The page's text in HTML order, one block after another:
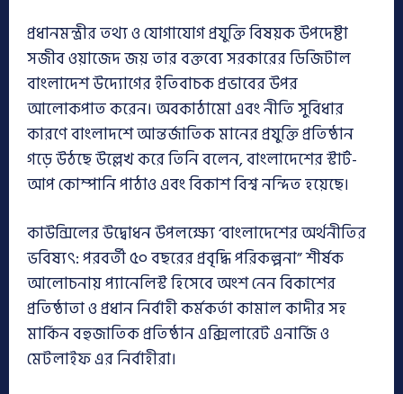
প্রধানমন্ত্রীর তথ্য ও যোগাযোগ প্রযুক্তি বিষয়ক উপদেষ্টা
সজীব ওয়াজেদ জয় তার বক্তব্যে সরকারের ডিজিটাল
বাংলাদেশ উদ্যোগের ইতিবাচক প্রভাবের উপর
আলোকপাত করেন। অবকাঠামো এবং নীতি সুবিধার
কারণে বাংলাদশে আন্তর্জাতিক মানের প্রযুক্তি প্রতিষ্ঠান
গড়ে উঠছে উল্লেখ করে তিনি বলেন, বাংলাদেশের স্টার্ট-
আপ কোম্পানি পাঠাও এবং বিকাশ বিশ্ব নন্দিত হয়েছে।
কাউন্সিলের উদ্বোধন উপলক্ষ্যে ‘বাংলাদেশের অর্থনীতির
ভবিষ্যৎ: পরবর্তী ৫০ বছরের প্রবৃদ্ধি পরিকল্পনা” শীর্ষক
আলোচনায় প্যানেলিস্ট হিসেবে অংশ নেন বিকাশের
প্রতিষ্ঠাতা ও প্রধান নির্বাহী কর্মকর্তা কামাল কাদীর সহ
মার্কিন বহুজাতিক প্রতিষ্ঠান এক্সিলারেট এনার্জি ও
মেটলাইফ এর নির্বাহীরা।